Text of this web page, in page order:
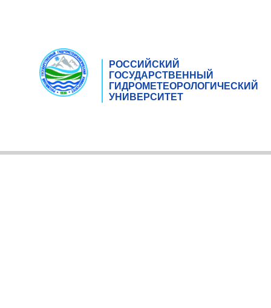
РОССИЙСКИЙ
ГОСУДАРСТВЕННЫЙ
ГИДРОМЕТЕОРОЛОГИЧЕСКИЙ
УНИВЕРСИТЕТ